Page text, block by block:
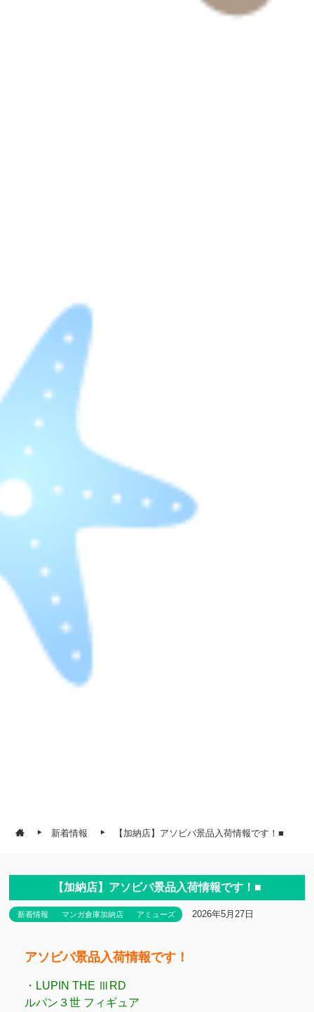
新着情報 【加納店】アソビバ景品入荷情報です！■
【加納店】アソビバ景品入荷情報です！■
新着情報 マンガ倉庫加納店 アミューズ 2026年5月27日
アソビバ景品入荷情報です！
・LUPIN THE ⅢRD
ルパン３世 フィギュア